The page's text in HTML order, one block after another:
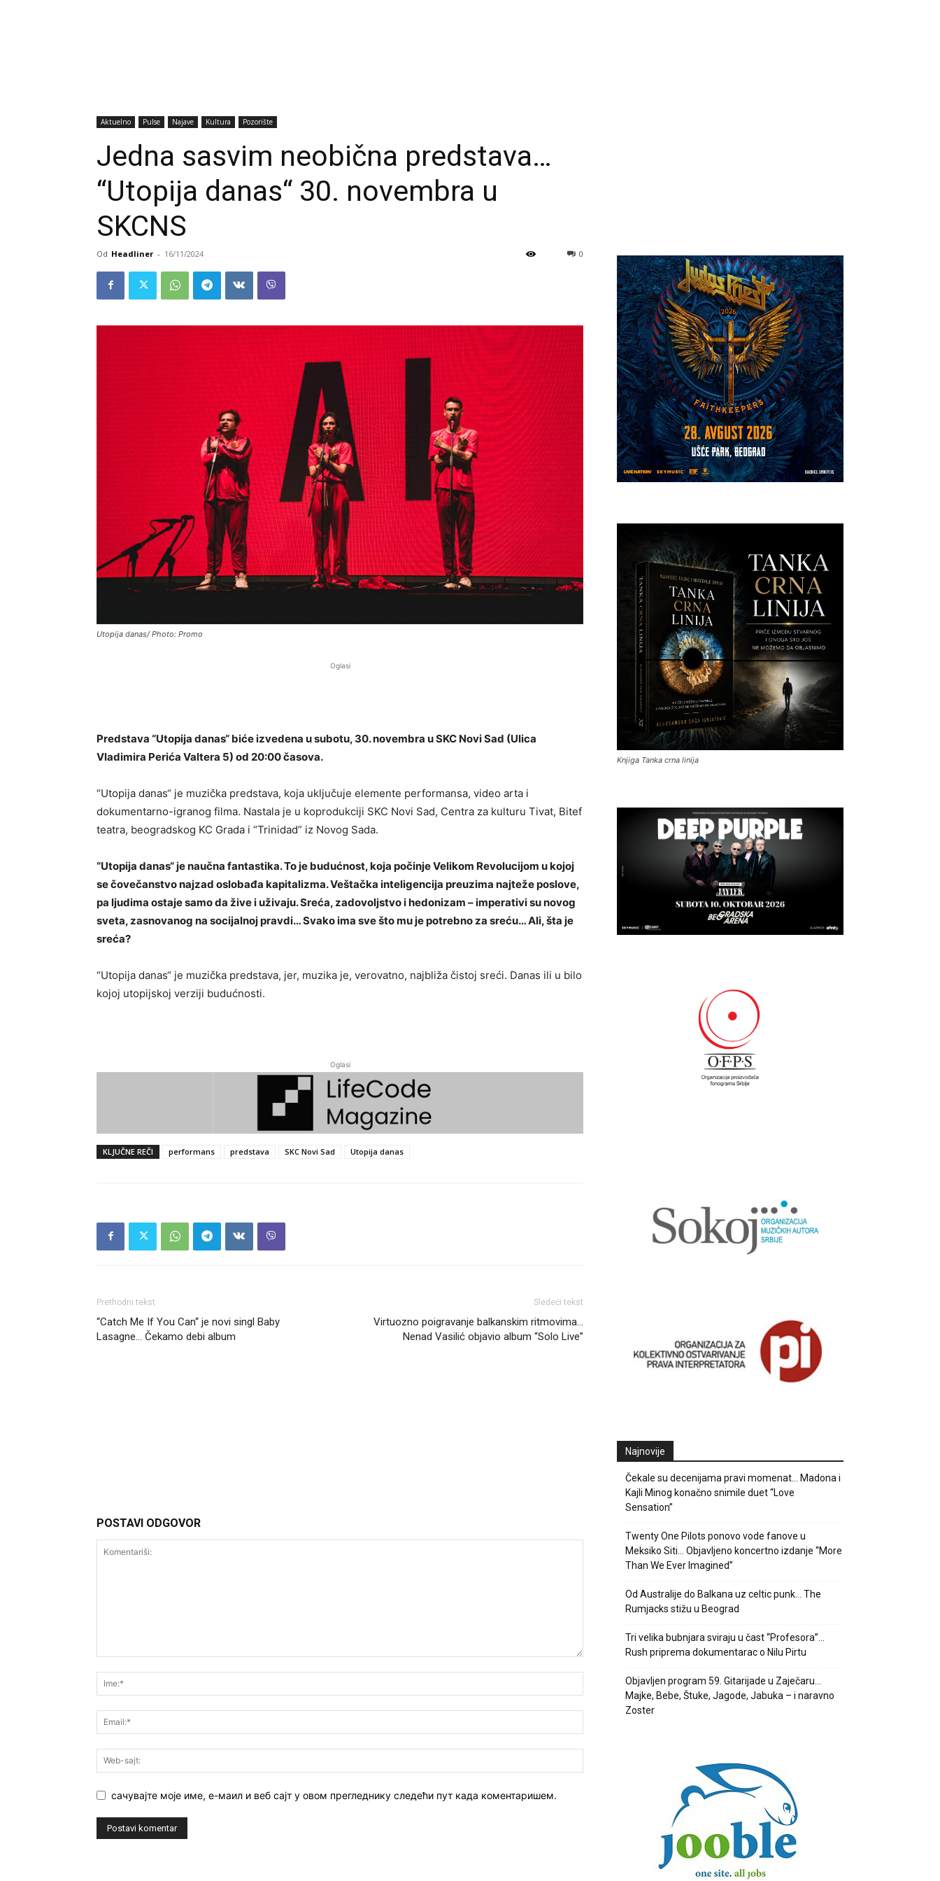
Aktuelno Pulse Najave Kultura Pozorište
Jedna sasvim neobična predstava…
“Utopija danas“ 30. novembra u
SKCNS
Od Headliner - 16/11/2024 0
Utopija danas/ Photo: Promo
Oglasi
Predstava “Utopija danas“ biće izvedena u subotu, 30. novembra u SKC Novi Sad (Ulica
Vladimira Perića Valtera 5) od 20:00 časova.
“Utopija danas“ je muzička predstava, koja uključuje elemente performansa, video arta i
dokumentarno-igranog filma. Nastala je u koprodukciji SKC Novi Sad, Centra za kulturu Tivat, Bitef
teatra, beogradskog KC Grada i “Trinidad” iz Novog Sada.
“Utopija danas“ je naučna fantastika. To je budućnost, koja počinje Velikom Revolucijom u kojoj
se čovečanstvo najzad oslobađa kapitalizma. Veštačka inteligencija preuzima najteže poslove,
pa ljudima ostaje samo da žive i uživaju. Sreća, zadovoljstvo i hedonizam – imperativi su novog
sveta, zasnovanog na socijalnoj pravdi… Svako ima sve što mu je potrebno za sreću… Ali, šta je
sreća?
“Utopija danas“ je muzička predstava, jer, muzika je, verovatno, najbliža čistoj sreći. Danas ili u bilo
kojoj utopijskoj verziji budućnosti.
Oglasi
KLJUČNE REČI performans predstava SKC Novi Sad Utopija danas
Prethodni tekst
“Catch Me If You Can“ je novi singl Baby
Lasagne… Čekamo debi album
Sledeći tekst
Virtuozno poigravanje balkanskim ritmovima…
Nenad Vasilić objavio album “Solo Live”
POSTAVI ODGOVOR
сачувајте моје име, е-маил и веб сајт у овом прегледнику следећи пут када коментаришем.
Knjiga Tanka crna linija
Najnovije
Čekale su decenijama pravi momenat… Madona i
Kajli Minog konačno snimile duet “Love
Sensation”
Twenty One Pilots ponovo vode fanove u
Meksiko Siti… Objavljeno koncertno izdanje “More
Than We Ever Imagined”
Od Australije do Balkana uz celtic punk… The
Rumjacks stižu u Beograd
Tri velika bubnjara sviraju u čast “Profesora”…
Rush priprema dokumentarac o Nilu Pirtu
Objavljen program 59. Gitarijade u Zaječaru…
Majke, Bebe, Štuke, Jagode, Jabuka – i naravno
Zoster